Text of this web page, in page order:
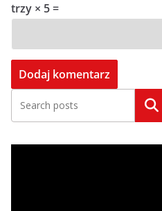
trzy × 5 =
Szukaj